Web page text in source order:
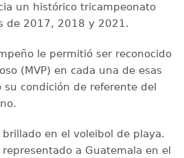
un histórico tricampeonato
de 2017, 2018 y 2021.
le permitió ser reconocido
(MVP) en cada una de esas
su condición de referente del
en el voleibol de playa.
representado a Guatemala en el